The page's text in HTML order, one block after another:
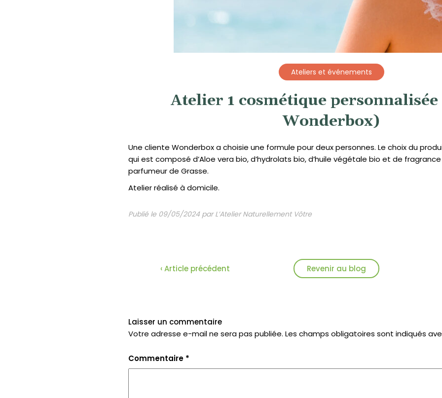
Ateliers et événements
Atelier 1 cosmétique
Wonderbox)
Une cliente Wonderbox a choisie une formule pour deux personnes. Le choix du
qui est composé d’Aloe vera bio, d’hydrolats bio, d’huile végétale bio et de
parfumeur de Grasse.
Atelier réalisé à domicile.
Publié le 09/05/2024 par L’Atelier Naturellement Vôtre
‹ Article précédent Revenir au blog
Laisser un commentaire
Votre adresse e-mail ne sera pas publiée. Les champs obligatoires sont indiqués
Commentaire *